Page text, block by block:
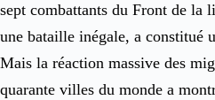
sept combattants du Front de la
une bataille inégale, a constitué
Mais la réaction massive des
quarante villes du monde a